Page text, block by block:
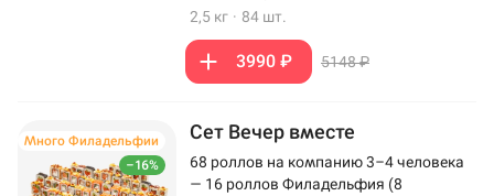
2,5 кг · 84 шт.
3990 ₽ 5148 ₽
–16%
Много Филадельфии Сет Вечер вместе
68 роллов на компанию 3–4 человека
— 16 роллов Филадельфия (8